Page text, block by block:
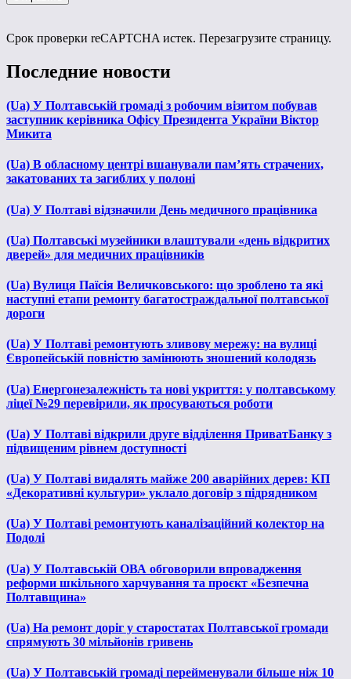
Срок проверки reCAPTCHA истек. Перезагрузите страницу.
Последние новости
(Ua) У Полтавській громаді з робочим візитом побував
заступник керівника Офісу Президента України Віктор
Микита
(Ua) В обласному центрі вшанували пам’ять страчених,
закатованих та загиблих у полоні
(Ua) У Полтаві відзначили День медичного працівника
(Ua) Полтавські музейники влаштували «день відкритих
дверей» для медичних працівників
(Ua) Вулиця Паїсія Величковського: що зроблено та які
наступні етапи ремонту багатостраждальної полтавської
дороги
(Ua) У Полтаві ремонтують зливову мережу: на вулиці
Європейській повністю замінюють зношений колодязь
(Ua) Енергонезалежність та нові укриття: у полтавському
ліцеї №29 перевірили, як просуваються роботи
(Ua) У Полтаві відкрили друге відділення ПриватБанку з
підвищеним рівнем доступності
(Ua) У Полтаві видалять майже 200 аварійних дерев: КП
«Декоративні культури» уклало договір з підрядником
(Ua) У Полтаві ремонтують каналізаційний колектор на
Подолі
(Ua) У Полтавській ОВА обговорили впровадження
реформи шкільного харчування та проєкт «Безпечна
Полтавщина»
(Ua) На ремонт доріг у старостатах Полтавської громади
спрямують 30 мільйонів гривень
(Ua) У Полтавській громаді перейменували більше ніж 10